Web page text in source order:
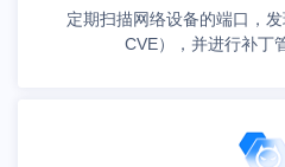
定期扫描网络设备的端口，
CVE），并进行补丁